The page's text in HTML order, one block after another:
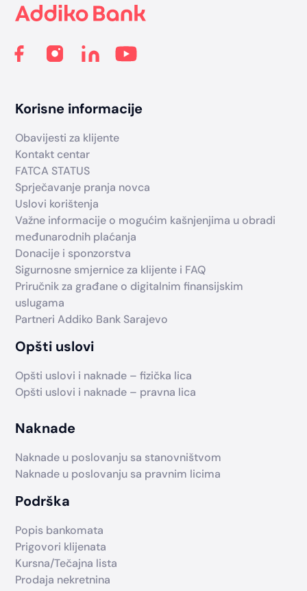
Korisne informacije
Obavijesti za klijente
Kontakt centar
FATCA STATUS
Sprječavanje pranja novca
Uslovi korištenja
Važne informacije o mogućim kašnjenjima u obradi
međunarodnih plaćanja
Donacije i sponzorstva
Sigurnosne smjernice za klijente i FAQ
Priručnik za građane o digitalnim finansijskim
uslugama
Partneri Addiko Bank Sarajevo
Opšti uslovi
Opšti uslovi i naknade – fizička lica
Opšti uslovi i naknade – pravna lica
Naknade
Naknade u poslovanju sa stanovništvom
Naknade u poslovanju sa pravnim licima
Podrška
Popis bankomata
Prigovori klijenata
Kursna/Tečajna lista
Prodaja nekretnina